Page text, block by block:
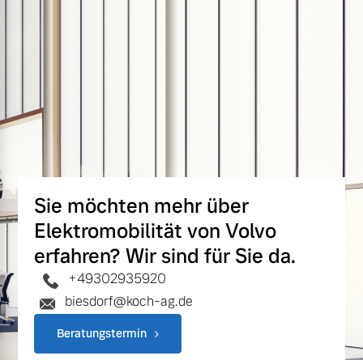
Sie möchten mehr über
Elektromobilität von Volvo
erfahren? Wir sind für Sie da.
+49302935920
biesdorf@koch-ag.de
Beratungstermin